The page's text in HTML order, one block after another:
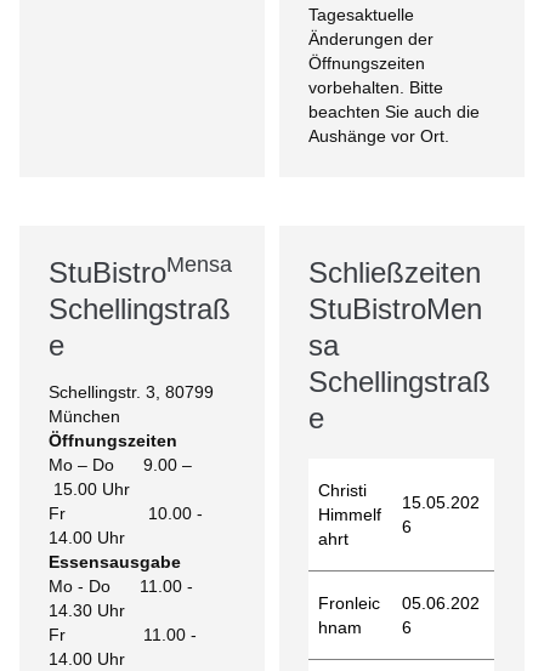
Tagesaktuelle
Änderungen der
Öffnungszeiten
vorbehalten. Bitte
beachten Sie auch die
Aushänge vor Ort.
StuBistroMensa
Schellingstraß
e
Schellingstr. 3, 80799
München
Öffnungszeiten
Mo – Do 9.00 –
15.00 Uhr
Fr 10.00 -
14.00 Uhr
Essensausgabe
Mo - Do 11.00 -
14.30 Uhr
Fr 11.00 -
14.00 Uhr
Schließzeiten
StuBistroMen
sa
Schellingstraß
e
Christi
Himmelf
ahrt
15.05.202
6
Fronleic
hnam
05.06.202
6